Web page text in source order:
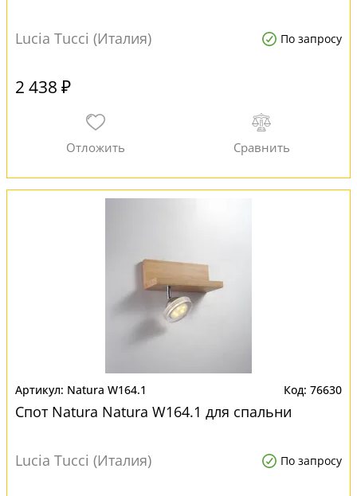
Lucia Tucci (Италия) По запросу
2 438 ₽
Natura W164.1 76630
Спот Natura Natura W164.1 для спальни
Lucia Tucci (Италия) По запросу